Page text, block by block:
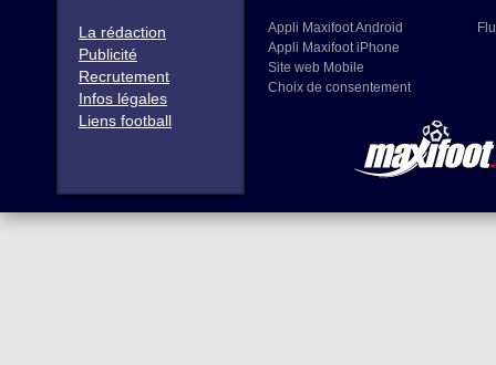
La rédaction
Publicité
Recrutement
Infos légales
Liens football
Appli Maxifoot Android
Appli Maxifoot iPhone
Site web Mobile
Choix de consentement